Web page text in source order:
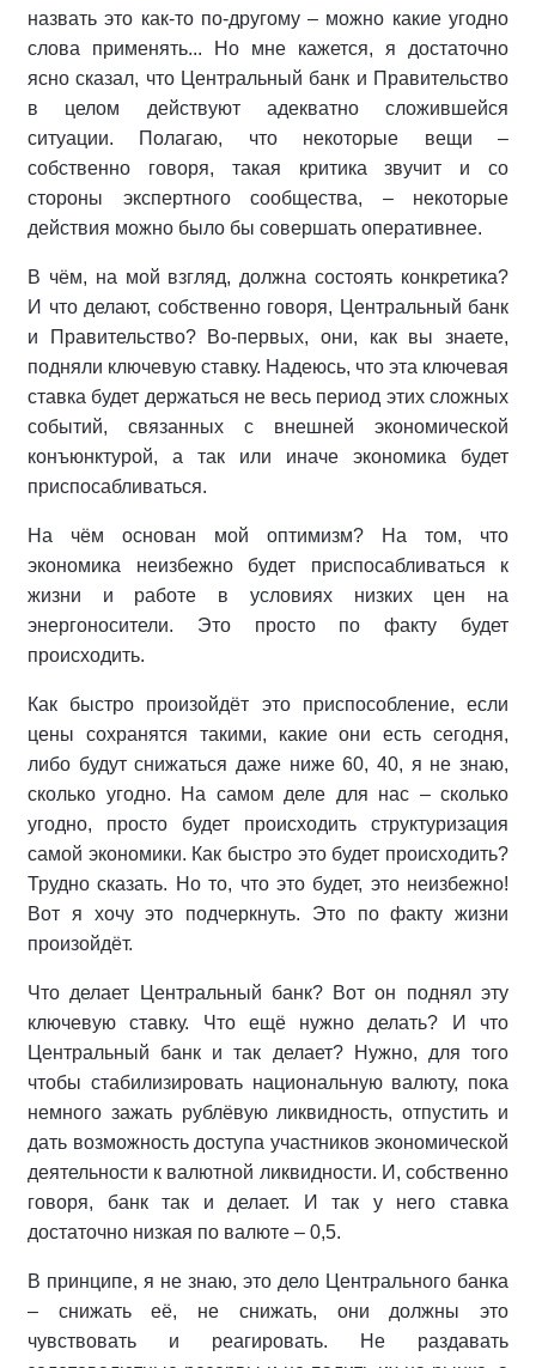
назвать это как-то по-другому – можно какие угодно
слова применять... Но мне кажется, я достаточно
ясно сказал, что Центральный банк и Правительство
в целом действуют адекватно сложившейся
ситуации. Полагаю, что некоторые вещи –
собственно говоря, такая критика звучит и со
стороны экспертного сообщества, – некоторые
действия можно было бы совершать оперативнее.
В чём, на мой взгляд, должна состоять конкретика?
И что делают, собственно говоря, Центральный банк
и Правительство? Во-первых, они, как вы знаете,
подняли ключевую ставку. Надеюсь, что эта ключевая
ставка будет держаться не весь период этих сложных
событий, связанных с внешней экономической
конъюнктурой, а так или иначе экономика будет
приспосабливаться.
На чём основан мой оптимизм? На том, что
экономика неизбежно будет приспосабливаться к
жизни и работе в условиях низких цен на
энергоносители. Это просто по факту будет
происходить.
Как быстро произойдёт это приспособление, если
цены сохранятся такими, какие они есть сегодня,
либо будут снижаться даже ниже 60, 40, я не знаю,
сколько угодно. На самом деле для нас – сколько
угодно, просто будет происходить структуризация
самой экономики. Как быстро это будет происходить?
Трудно сказать. Но то, что это будет, это неизбежно!
Вот я хочу это подчеркнуть. Это по факту жизни
произойдёт.
Что делает Центральный банк? Вот он поднял эту
ключевую ставку. Что ещё нужно делать? И что
Центральный банк и так делает? Нужно, для того
чтобы стабилизировать национальную валюту, пока
немного зажать рублёвую ликвидность, отпустить и
дать возможность доступа участников экономической
деятельности к валютной ликвидности. И, собственно
говоря, банк так и делает. И так у него ставка
достаточно низкая по валюте – 0,5.
В принципе, я не знаю, это дело Центрального банка
– снижать её, не снижать, они должны это
чувствовать и реагировать. Не раздавать